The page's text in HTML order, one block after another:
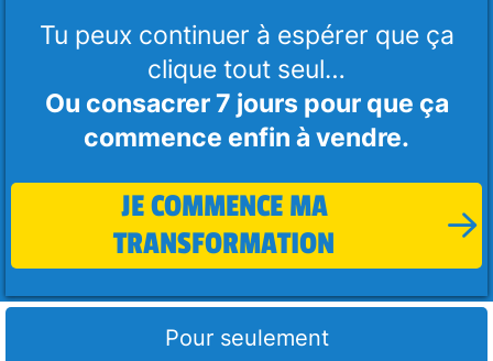
Tu peux continuer à espérer que ça
clique tout seul…
Ou consacrer 7 jours pour que ça
commence enfin à vendre.
JE COMMENCE MA
TRANSFORMATION
Pour seulement